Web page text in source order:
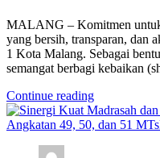
MALANG – Komitmen
yang bersih, transparan, dan
1 Kota Malang. Sebagai
semangat berbagi kebaikan
Continue reading